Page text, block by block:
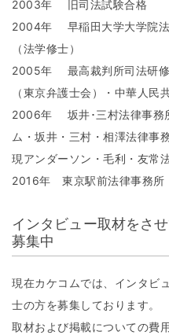
2003年 旧司法試験合格
2004年 早稲田大学大学院法
（法学修士）
2005年 最高裁判所司法研
（東京弁護士会）・中華人民
2006年 坂井･三村法律事務
ム・坂井・三村・相澤法律事
現アンダーソン・毛利・友常
2016年 東京駅前法律事務
インタビュー取材をさ
募集中
現在カケコムでは、インタビ
士の方を募集しております。
取材および掲載についての費